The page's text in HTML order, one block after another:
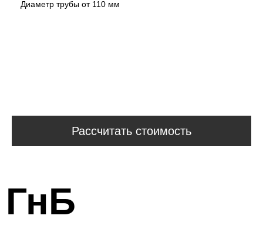
Диаметр трубы от 110 мм
Рассчитать стоимость
ГнБ